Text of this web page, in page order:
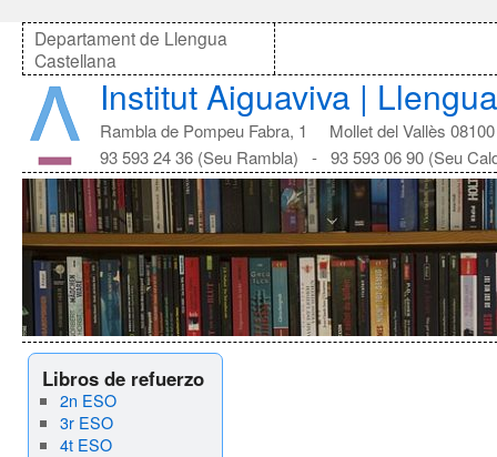
Departament de Llengua
Castellana
Institut Aiguaviva |
Rambla de Pompeu Fabra, 1 Mollet del Vallès 08100
93 593 24 36 (Seu Rambla) - 93 593 06 90 (Seu
Libros de refuerzo
2n ESO
3r ESO
4t ESO